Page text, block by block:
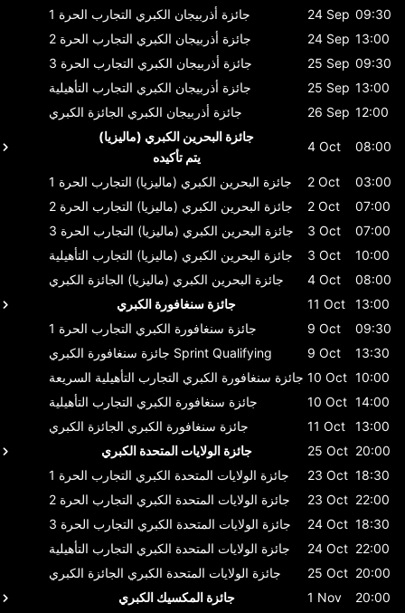
جائزة أذربيجان الكبري التجارب الحرة 1 24 Sep 09:30
جائزة أذربيجان الكبري التجارب الحرة 2 24 Sep 13:00
جائزة أذربيجان الكبري التجارب الحرة 3 25 Sep 09:30
جائزة أذربيجان الكبري التجارب التأهيلية 25 Sep 13:00
جائزة أذربيجان الكبري الجائزة الكبري 26 Sep 12:00
جائزة البحرين الكبري (ماليزيا)
يتم تأكيده
4 Oct 08:00
جائزة البحرين الكبري (ماليزيا) التجارب الحرة 1 2 Oct
03:00
جائزة البحرين الكبري (ماليزيا) التجارب الحرة 2 2 Oct
07:00
جائزة البحرين الكبري (ماليزيا) التجارب الحرة 3 3 Oct
07:00
جائزة البحرين الكبري (ماليزيا) التجارب التأهيلية 3 Oct
10:00
جائزة البحرين الكبري (ماليزيا) الجائزة الكبري 4 Oct
08:00
جائزة سنغافورة الكبري
11 Oct
13:00
جائزة سنغافورة الكبري التجارب الحرة 1 9 Oct
09:30
جائزة سنغافورة الكبري Sprint Qualifying 9 Oct
13:30
جائزة سنغافورة الكبري التجارب التأهيلية السريعة 10 Oct 10:00
جائزة سنغافورة الكبري التجارب التأهيلية 10 Oct 14:00
جائزة سنغافورة الكبري الجائزة الكبري 11 Oct
13:00
جائزة الولايات المتحدة الكبري
25 Oct 20:00
جائزة الولايات المتحدة الكبري التجارب الحرة 1 23 Oct 18:30
جائزة الولايات المتحدة الكبري التجارب الحرة 2 23 Oct 22:00
جائزة الولايات المتحدة الكبري التجارب الحرة 3 24 Oct 18:30
جائزة الولايات المتحدة الكبري التجارب التأهيلية 24 Oct 22:00
جائزة الولايات المتحدة الكبري الجائزة الكبري 25 Oct 20:00
جائزة المكسيك الكبري
1 Nov 20:00